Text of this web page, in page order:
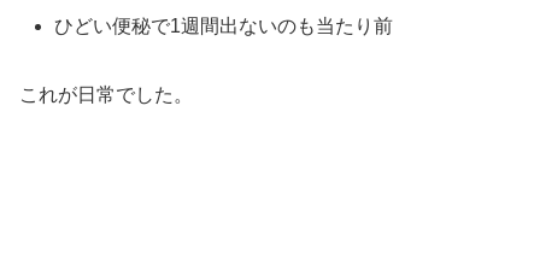
ひどい便秘で1週間出ないのも当たり前
これが日常でした。